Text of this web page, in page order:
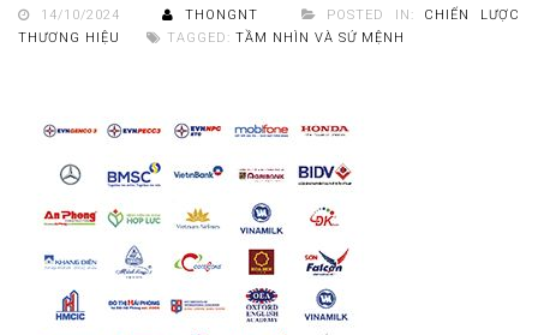
14/10/2024 THONGNT POSTED IN: CHIẾN LƯỢC
THƯƠNG HIỆU
TAGGED: TẦM NHÌN VÀ SỨ MỆNH